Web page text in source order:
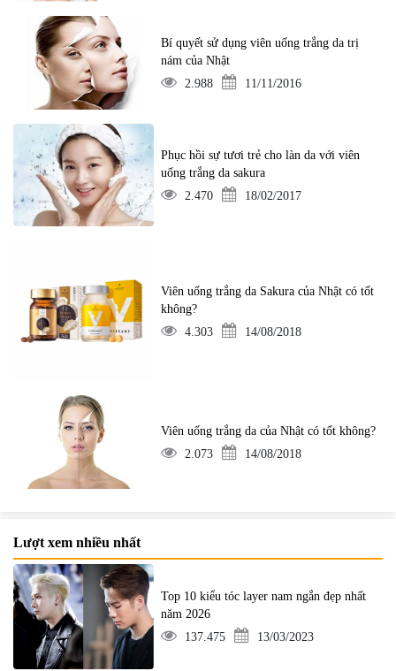
Bí quyết sử dụng viên uống trắng da trị
nám của Nhật
2.988
11/11/2016
Phục hồi sự tươi trẻ cho làn da với viên
uống trắng da sakura
2.470
18/02/2017
Viên uống trắng da Sakura của Nhật có tốt
không?
4.303
14/08/2018
Viên uống trắng da của Nhật có tốt không?
2.073
14/08/2018
Lượt xem nhiều nhất
Top 10 kiểu tóc layer nam ngắn đẹp nhất
năm 2026
137.475
13/03/2023